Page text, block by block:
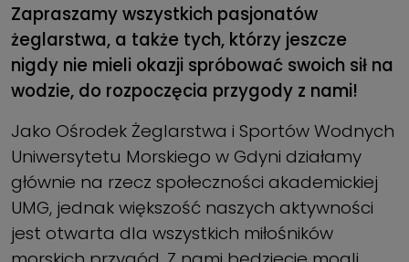
Zapraszamy wszystkich pasjonatów
żeglarstwa, a także tych, którzy jeszcze
nigdy nie mieli okazji spróbować swoich sił na
wodzie, do rozpoczęcia przygody z nami!
Jako Ośrodek Żeglarstwa i Sportów Wodnych
Uniwersytetu Morskiego w Gdyni działamy
głównie na rzecz społeczności akademickiej
UMG, jednak większość naszych aktywności
jest otwarta dla wszystkich miłośników